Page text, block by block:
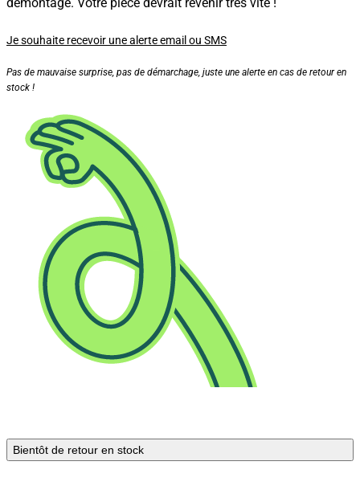
Je souhaite recevoir une alerte email ou SMS
Pas de mauvaise surprise, pas de démarchage, juste une alerte en cas de retour en
stock !
Bientôt de retour en stock